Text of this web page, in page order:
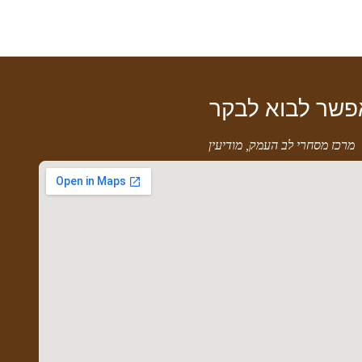
לבוא לבקר
מרכז מסחרי לב העמק, מודיעין